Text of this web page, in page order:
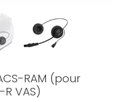
RAM (pour
VAS)